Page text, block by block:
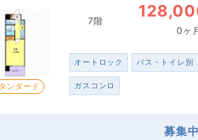
ンダード
7階
0ヶ
オートロック バス・トイレ別
ガスコンロ
募集